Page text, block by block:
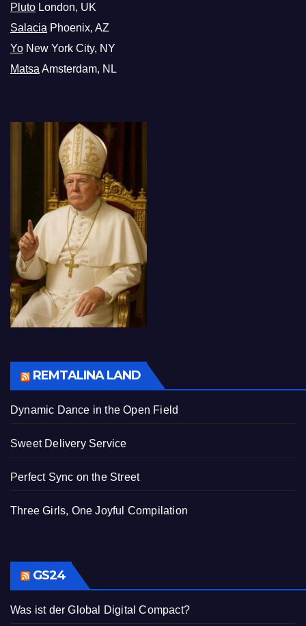
Pluto London, UK
Salacia Phoenix, AZ
Yo New York City, NY
Matsa Amsterdam, NL
REMTALINA LAND
Dynamic Dance in the Open Field
Sweet Delivery Service
Perfect Sync on the Street
Three Girls, One Joyful Compilation
GS24
Was ist der Global Digital Compact?